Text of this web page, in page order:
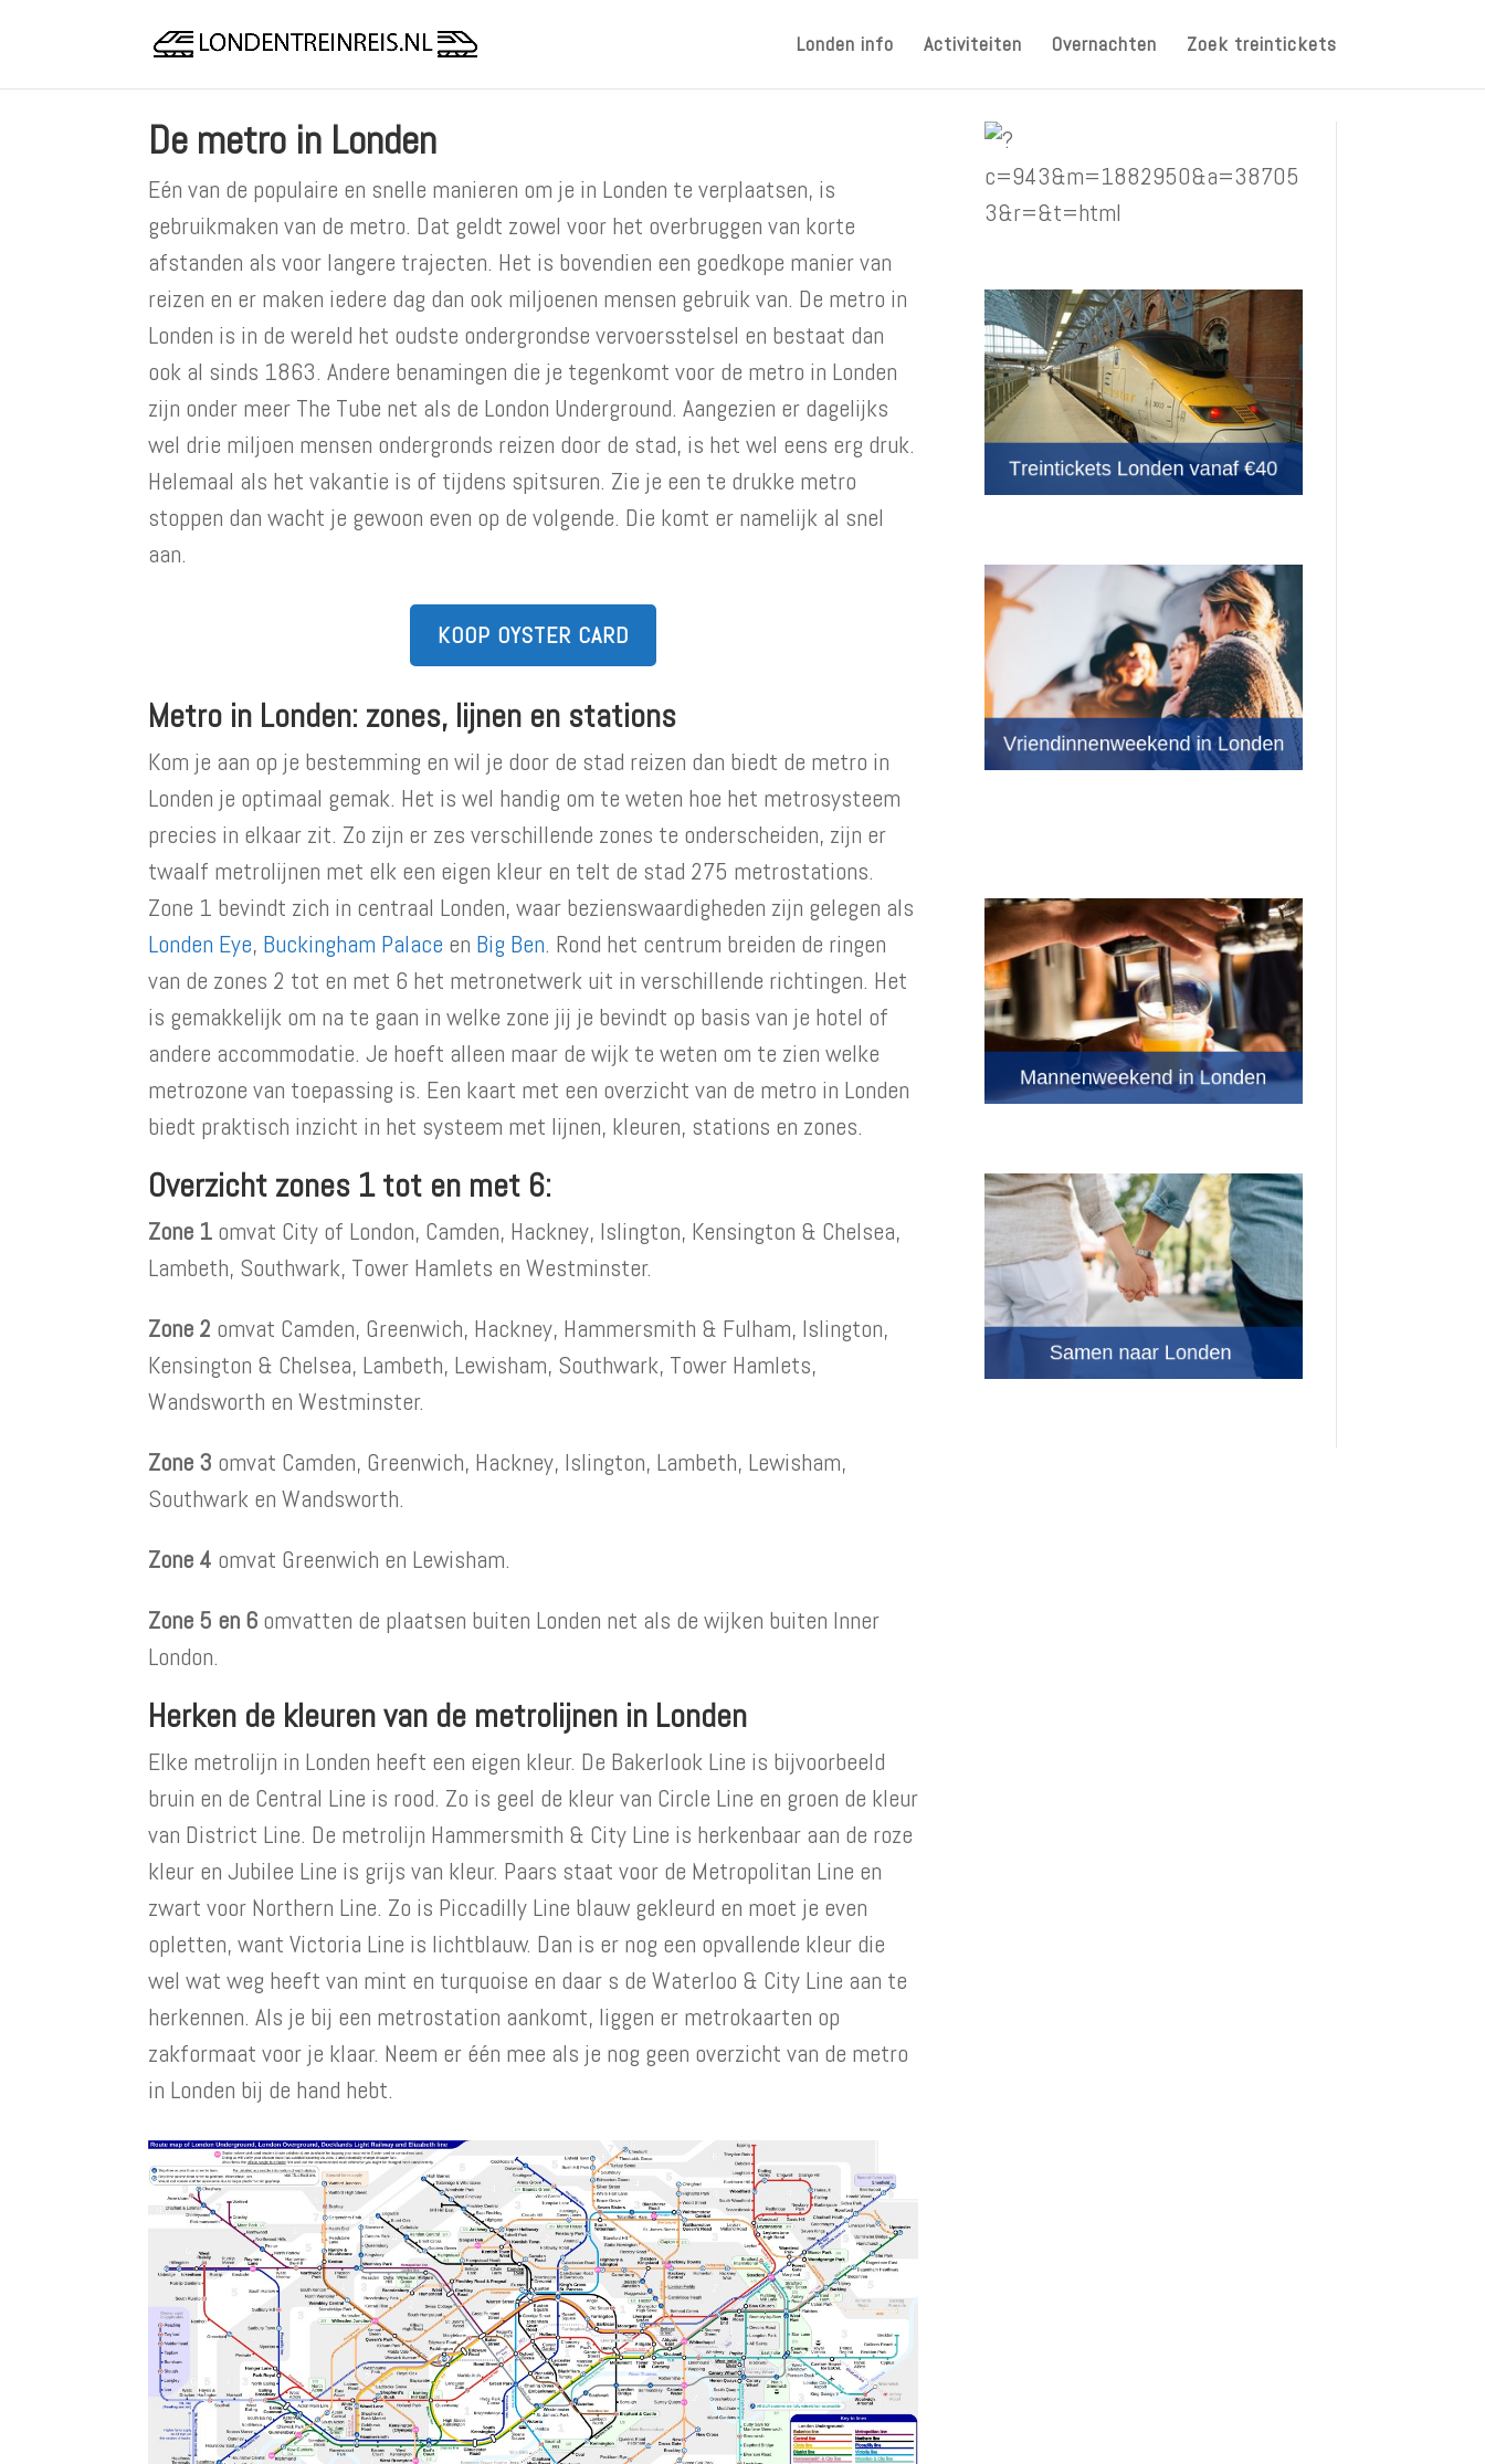
Londen info Activiteiten Overnachten Zoek treintickets
De metro in Londen
Eén van de populaire en snelle manieren om je in Londen te verplaatsen, is
gebruikmaken van de metro. Dat geldt zowel voor het overbruggen van korte
afstanden als voor langere trajecten. Het is bovendien een goedkope manier van
reizen en er maken iedere dag dan ook miljoenen mensen gebruik van. De metro in
Londen is in de wereld het oudste ondergrondse vervoersstelsel en bestaat dan
ook al sinds 1863. Andere benamingen die je tegenkomt voor de metro in Londen
zijn onder meer The Tube net als de London Underground. Aangezien er dagelijks
wel drie miljoen mensen ondergronds reizen door de stad, is het wel eens erg druk.
Helemaal als het vakantie is of tijdens spitsuren. Zie je een te drukke metro
stoppen dan wacht je gewoon even op de volgende. Die komt er namelijk al snel
aan.
KOOP OYSTER CARD
Metro in Londen: zones, lijnen en stations
Kom je aan op je bestemming en wil je door de stad reizen dan biedt de metro in
Londen je optimaal gemak. Het is wel handig om te weten hoe het metrosysteem
precies in elkaar zit. Zo zijn er zes verschillende zones te onderscheiden, zijn er
twaalf metrolijnen met elk een eigen kleur en telt de stad 275 metrostations.
Zone 1 bevindt zich in centraal Londen, waar bezienswaardigheden zijn gelegen als
Londen Eye, Buckingham Palace en Big Ben. Rond het centrum breiden de ringen
van de zones 2 tot en met 6 het metronetwerk uit in verschillende richtingen. Het
is gemakkelijk om na te gaan in welke zone jij je bevindt op basis van je hotel of
andere accommodatie. Je hoeft alleen maar de wijk te weten om te zien welke
metrozone van toepassing is. Een kaart met een overzicht van de metro in Londen
biedt praktisch inzicht in het systeem met lijnen, kleuren, stations en zones.
Overzicht zones 1 tot en met 6:
Zone 1 omvat City of London, Camden, Hackney, Islington, Kensington & Chelsea,
Lambeth, Southwark, Tower Hamlets en Westminster.
Zone 2 omvat Camden, Greenwich, Hackney, Hammersmith & Fulham, Islington,
Kensington & Chelsea, Lambeth, Lewisham, Southwark, Tower Hamlets,
Wandsworth en Westminster.
Zone 3 omvat Camden, Greenwich, Hackney, Islington, Lambeth, Lewisham,
Southwark en Wandsworth.
Zone 4 omvat Greenwich en Lewisham.
Zone 5 en 6 omvatten de plaatsen buiten Londen net als de wijken buiten Inner
London.
Herken de kleuren van de metrolijnen in Londen
Elke metrolijn in Londen heeft een eigen kleur. De Bakerlook Line is bijvoorbeeld
bruin en de Central Line is rood. Zo is geel de kleur van Circle Line en groen de kleur
van District Line. De metrolijn Hammersmith & City Line is herkenbaar aan de roze
kleur en Jubilee Line is grijs van kleur. Paars staat voor de Metropolitan Line en
zwart voor Northern Line. Zo is Piccadilly Line blauw gekleurd en moet je even
opletten, want Victoria Line is lichtblauw. Dan is er nog een opvallende kleur die
wel wat weg heeft van mint en turquoise en daar s de Waterloo & City Line aan te
herkennen. Als je bij een metrostation aankomt, liggen er metrokaarten op
zakformaat voor je klaar. Neem er één mee als je nog geen overzicht van de metro
in Londen bij de hand hebt.